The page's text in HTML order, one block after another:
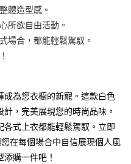
戶可立即使用無須另外申請。
立後會自動跳轉到大哥付的交易
數、繳款截止日，確認付款後即完
後續交易確認頁面所載為準。
遇審核未通過，訂單將自動取
款」的支付方式。 讓您購物簡單
需儲值。
體造型感。
所欲自由活動。
場合，都能輕鬆駕馭。
成為您衣櫥的新寵。這款白色
，完美展現您的時尚品味。
式上衣都能輕鬆駕馭。立即
在每個場合中自信展現個人風
購一件吧！